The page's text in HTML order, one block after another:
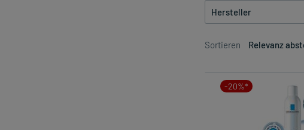
Hersteller
Sortieren Relevanz
-20%*